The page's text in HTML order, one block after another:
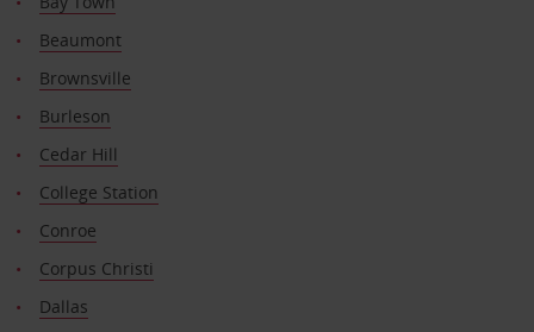
Beaumont
Brownsville
Burleson
Cedar Hill
College Station
Conroe
Corpus Christi
Dallas